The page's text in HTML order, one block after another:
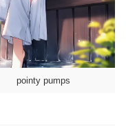
pointy pumps